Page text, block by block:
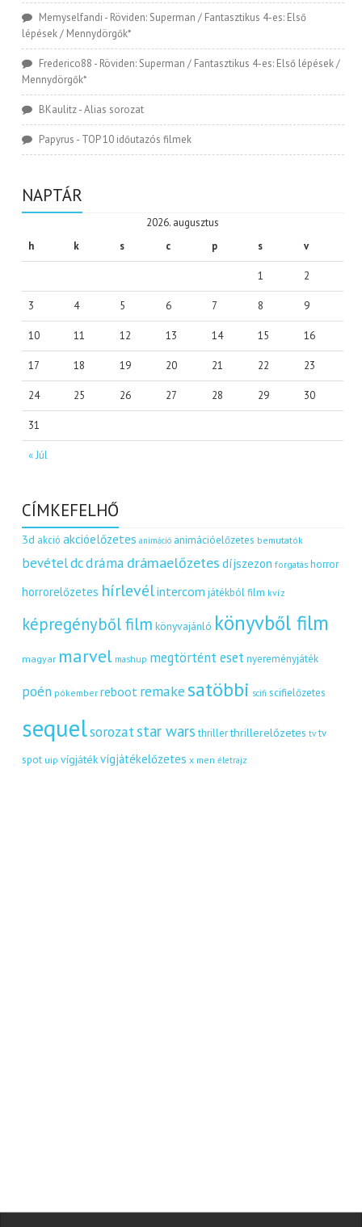
Memyselfandi - Röviden: Superman / Fantasztikus 4-es: Első
lépések / Mennydörgők*
Frederico88 - Röviden: Superman / Fantasztikus 4-es: Első lépések /
Mennydörgők*
BKaulitz-Alias sorozat
Papyrus - TOP 10 időutazós filmek
NAPTÁR
2026. augusztus
h
k s c p s v
« Júl
1 2
3 4 5 6 7 8 9
10 11 12 13 14 15 16
17 18 19 20 21 22 23
24 25 26 27 28 29 30
31
CÍMKEFELHŐ
3d akció akcióelőzetes animáció animációelőzetes bemutatók
bevételdcdráma drámaelőzetes díjszezon forgatás horror
horrorelőzetes hírlevélintercom játékból film kvíz
képregényből film könyvajánló könyvből film
magyar marvel mashup megtörtént eset nyereményjáték
poén pókember reboot remakesatöbbi scifi scifielőzetes
sequelsorozatstar wars thriller thrillerelőzetes tv tv
spot uip vígjátékvígjátékelőzetes x men életrajz